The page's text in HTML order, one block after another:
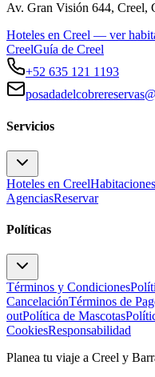
Av. Gran Visión 644, Creel,
Hoteles en Creel — ver
CreelGuía de Creel
+52 635 121 1193
Servicios
Hoteles en CreelHabitaciones
AgenciasReservar
Políticas
Términos y Condiciones
CancelaciónTérminos de
outPolítica de Mascotas
CookiesResponsabilidad
Planea tu viaje a Creel y